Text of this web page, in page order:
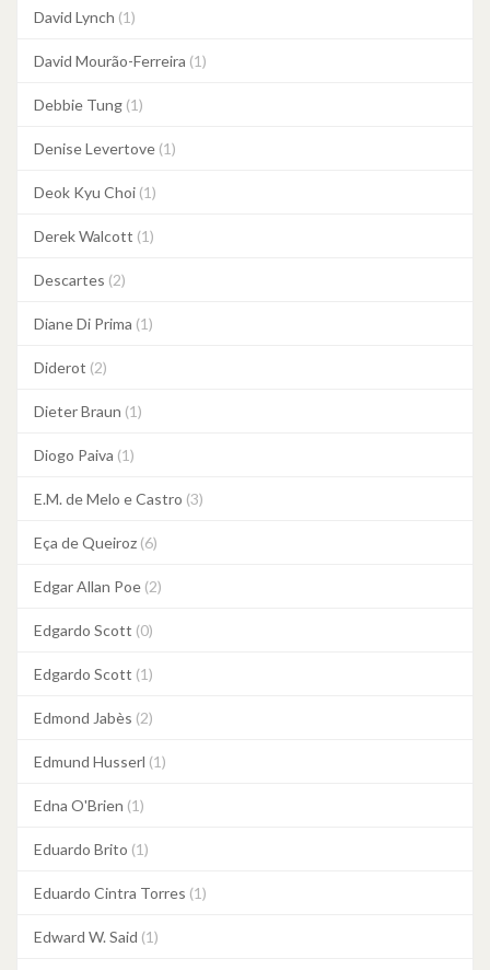
David Lynch (1)
David Mourão-Ferreira (1)
Debbie Tung (1)
Denise Levertove (1)
Deok Kyu Choi (1)
Derek Walcott (1)
Descartes (2)
Diane Di Prima (1)
Diderot (2)
Dieter Braun (1)
Diogo Paiva (1)
E.M. de Melo e Castro (3)
Eça de Queiroz (6)
Edgar Allan Poe (2)
Edgardo Scott (0)
Edgardo Scott (1)
Edmond Jabès (2)
Edmund Husserl (1)
Edna O'Brien (1)
Eduardo Brito (1)
Eduardo Cintra Torres (1)
Edward W. Said (1)